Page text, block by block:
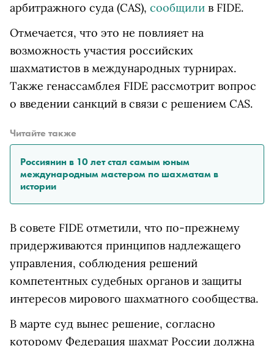
арбитражного суда (CAS), сообщили в FIDE.
Отмечается, что это не повлияет на
возможность участия российских
шахматистов в международных турнирах.
Также генассамблея FIDE рассмотрит вопрос
о введении санкций в связи с решением CAS.
Читайте также
Россиянин в 10 лет стал самым юным
международным мастером по шахматам в
истории
В совете FIDE отметили, что по-прежнему
придерживаются принципов надлежащего
управления, соблюдения решений
компетентных судебных органов и защиты
интересов мирового шахматного сообщества.
В марте суд вынес решение, согласно
которому Федерация шахмат России должна